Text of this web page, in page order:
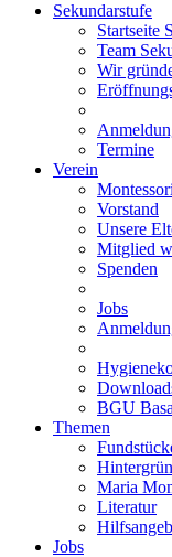
Sekundarstufe
Startseite
Team
Wir
Termine
Verein
Vorstand
Unsere
Mitglied
Spenden
Jobs
BGU
Themen
Maria
Literatur
Jobs